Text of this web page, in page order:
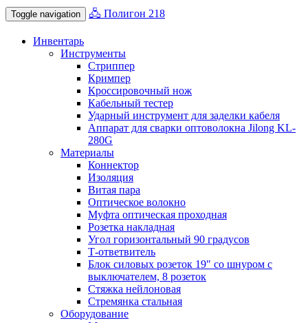
Toggle navigation 🖧 Полигон 218
Инвентарь
Инструменты
Стриппер
Кримпер
Кроссировочный нож
Кабельный тестер
Ударный инструмент для заделки кабеля
Аппарат для сварки оптоволокна Jilong KL-
280G
Материалы
Коннектор
Изоляция
Витая пара
Оптическое волокно
Муфта оптическая проходная
Розетка накладная
Угол горизонтальный 90 градусов
Т-ответвитель
Блок силовых розеток 19″ со шнуром с
выключателем, 8 розеток
Стяжка нейлоновая
Стремянка стальная
Оборудование